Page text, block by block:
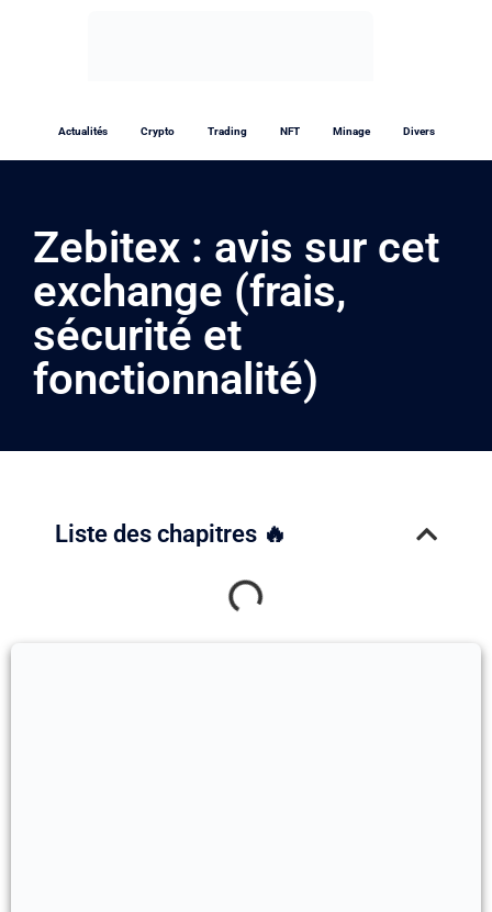
Actualités Crypto Trading NFT Minage Divers
Zebitex : avis sur cet
exchange (frais,
sécurité et
fonctionnalité)
Liste des chapitres 🔥